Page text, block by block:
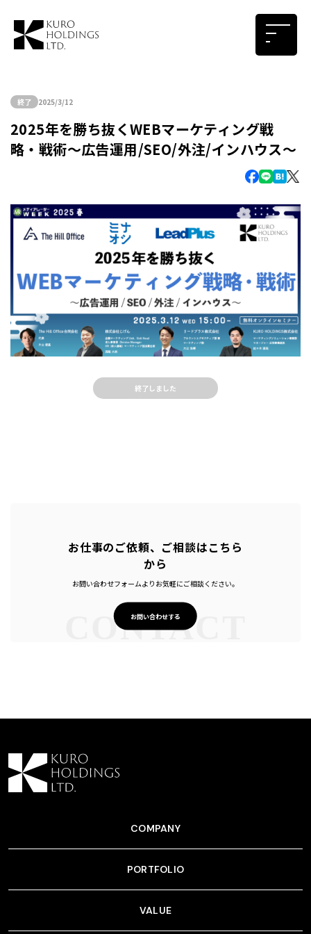
終了 2025/3/12
2025年を勝ち抜くWEBマーケティング戦
略・戦術～広告運用/SEO/外注/インハウス～
終了しました
お仕事のご依頼、ご相談はこちら
から
お問い合わせフォームよりお気軽にご相談ください。
お問い合わせする
CONTACT
COMPANY
PORTFOLIO
VALUE